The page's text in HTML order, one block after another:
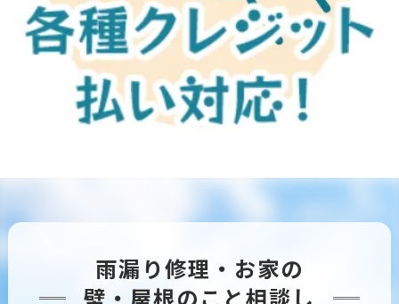
雨漏り修理・お家の
壁・屋根のこと相談し